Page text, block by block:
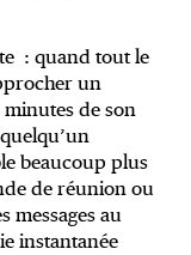
: quand tout le
un
de son
beaucoup plus
de réunion ou
messages au
instantanée